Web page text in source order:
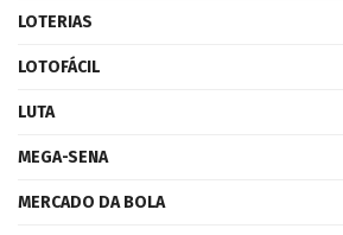
LOTERIAS
LOTOFÁCIL
LUTA
MEGA-SENA
MERCADO DA BOLA